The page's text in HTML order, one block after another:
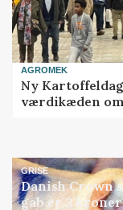
AGROMEK
Ny
værdikæden
GRISE
Danish Crown
gab er 3